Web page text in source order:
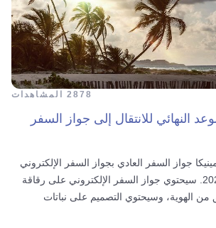
2878 المشاهدات
النهائي للانتقال إلى جواز السفر
جواز السفر العادي بجواز السفر الإلكتروني
بحلول 30 أغسطس 2022. سيحتوي جواز السفر الإلكتروني على رقاقة
من الهوية، وسيحتوي التصميم على نباتات